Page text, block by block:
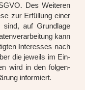
Des Wei­te­ren
zur Erfül­lung einer
sind, auf Grund­la­ge
kann
Inter­es­ses nach
die jeweils im Ein­
wird in den fol­gen­
infor­miert.